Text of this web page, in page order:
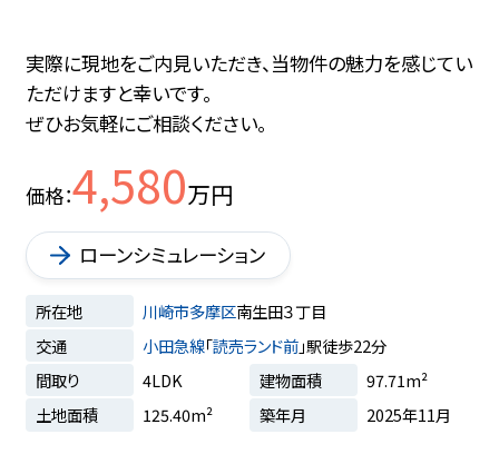
実際に現地をご内見いただき、当物件の魅力を感じてい
ただけますと幸いです。
ぜひお気軽にご相談ください。
価格 4,580万円
ローンシミュレーション
所在地 川崎市多摩区南生田３丁目
交通
小田急線「読売ランド前」駅徒歩22分
間取り
4LDK 建物面積
97.71m²
土地面積
125.40m² 築年月 2025年11月